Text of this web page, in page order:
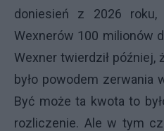
doniesień z 2026 roku,
Wexnerów 100 milionów
Wexner twierdził później,
było powodem zerwania
Być może ta kwota to
rozliczenie. Ale w tym